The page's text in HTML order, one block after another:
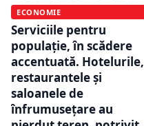
ECONOMIE
Serviciile pentru
populație, în scădere
accentuată. Hotelurile,
restaurantele și
saloanele de
înfrumusețare au